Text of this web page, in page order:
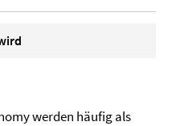
werden häufig als